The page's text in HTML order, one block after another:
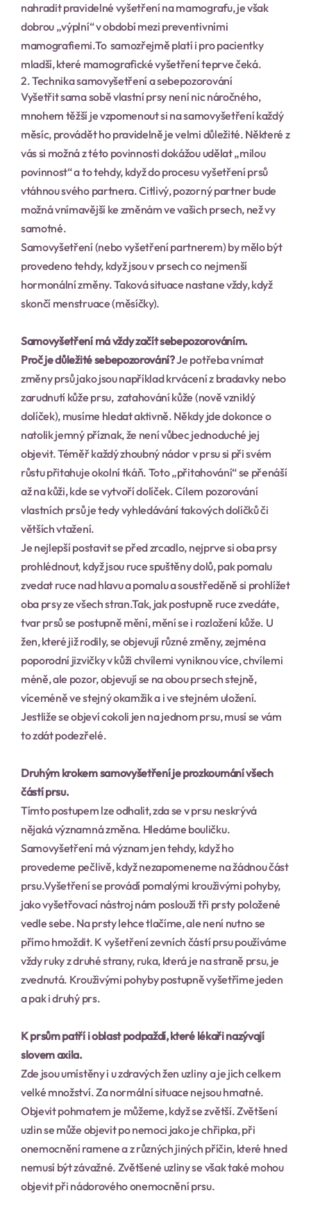
nahradit pravidelné vyšetření na mamografu, je však
dobrou „výplní“ v období mezi preventivními
mamografiemi.To  samozřejmě platí i pro pacientky
mladší, které mamografické vyšetření teprve čeká.
2. Technika samovyšetření a sebepozorování
Vyšetřit sama sobě vlastní prsy není nic náročného,
mnohem těžší je vzpomenout si na samovyšetření každý
měsíc, provádět ho pravidelně je velmi důležité. Některé z
vás si možná z této povinnosti dokážou udělat „milou
povinnost“ a to tehdy, když do procesu vyšetření prsů
vtáhnou svého partnera. Citlivý, pozorný partner bude
možná vnímavější ke změnám ve vašich prsech, než vy
samotné.
Samovyšetření (nebo vyšetření partnerem) by mělo být
provedeno tehdy, když jsou v prsech co nejmenší
hormonální změny. Taková situace nastane vždy, když
skončí menstruace (měsíčky).
Samovyšetření má vždy začít sebepozorováním.
Proč je důležité sebepozorování? Je potřeba vnímat
změny prsů jako jsou například krvácení z bradavky nebo
zarudnutí kůže prsu,  zatahování kůže (nově vzniklý
dolíček), musíme hledat aktivně. Někdy jde dokonce o
natolik jemný příznak, že není vůbec jednoduché jej
objevit. Téměř každý zhoubný nádor v prsu si při svém
růstu přitahuje okolní tkáň. Toto „přitahování“ se přenáší
až na kůži, kde se vytvoří dolíček. Cílem pozorování
vlastních prsů je tedy vyhledávání takových dolíčků či
větších vtažení.
Je nejlepší postavit se před zrcadlo, nejprve si oba prsy
prohlédnout, když jsou ruce spuštěny dolů, pak pomalu
zvedat ruce nad hlavu a pomalu a soustředěně si prohlížet
oba prsy ze všech stran.Tak, jak postupně ruce zvedáte,
tvar prsů se postupně mění, mění se i rozložení kůže. U
žen, které již rodily, se objevují různé změny, zejména
poporodní jizvičky v kůži chvílemi vyniknou více, chvílemi
méně, ale pozor, objevují se na obou prsech stejně,
víceméně ve stejný okamžik a i ve stejném uložení.
Jestliže se objeví cokoli jen na jednom prsu, musí se vám
to zdát podezřelé.
Druhým krokem samovyšetření je prozkoumání všech
částí prsu.
Tímto postupem lze odhalit, zda se v prsu neskrývá
nějaká významná změna. Hledáme bouličku.
Samovyšetření má význam jen tehdy, když ho
provedeme pečlivě, když nezapomeneme na žádnou část
prsu.Vyšetření se provádí pomalými krouživými pohyby,
jako vyšetřovací nástroj nám poslouží tři prsty položené
vedle sebe. Na prsty lehce tlačíme, ale není nutno se
přímo hmoždit. K vyšetření zevních částí prsu používáme
vždy ruky z druhé strany, ruka, která je na straně prsu, je
zvednutá. Krouživými pohyby postupně vyšetříme jeden
a pak i druhý prs.
K prsům patří i oblast podpaždí, které lékaři nazývají
slovem axila.
Zde jsou umístěny i u zdravých žen uzliny a je jich celkem
velké množství. Za normální situace nejsou hmatné.
Objevit pohmatem je můžeme, když se zvětší. Zvětšení
uzlin se může objevit po nemoci jako je chřipka, při
onemocnění ramene a z různých jiných příčin, které hned
nemusí být závažné. Zvětšené uzliny se však také mohou
objevit při nádorového onemocnění prsu.